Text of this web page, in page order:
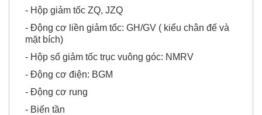
- Hộp giảm tốc ZQ, JZQ
- Động cơ liền giảm tốc: GH/GV ( kiểu chân đế và
mặt bích)
- Hộp số giảm tốc trục vuông góc: NMRV
- Động cơ điện: BGM
- Động cơ rung
- Biến tần